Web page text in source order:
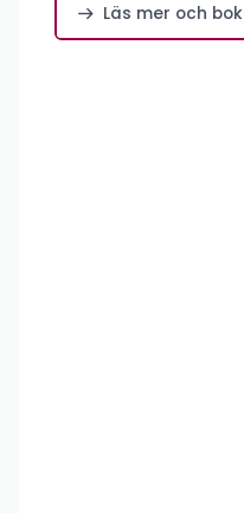
Läs mer och